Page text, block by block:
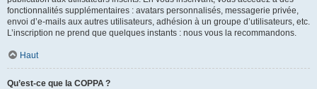
fonctionnalités supplémentaires : avatars personnalisés, messagerie privée,
envoi d’e-mails aux autres utilisateurs, adhésion à un groupe d’utilisateurs, etc.
L’inscription ne prend que quelques instants : nous vous la recommandons.
Haut
Qu’est-ce que la COPPA ?